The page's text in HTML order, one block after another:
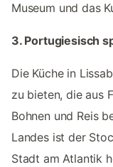
Museum und das
3. Portugiesisch
Die Küche in
zu bieten, die aus
Bohnen und Reis
Landes ist der
Stadt am Atlantik